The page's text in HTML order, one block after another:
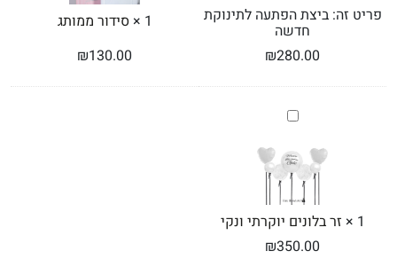
פריט זה: ביצת הפתעה לתינוקת
חדשה
₪280.00
1
×סידור ממותג
₪130.00
זר
יוקרתי
ונקי
1
× זר בלונים יוקרתי ונקי
₪350.00